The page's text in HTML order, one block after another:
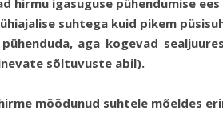
hirmu igasuguse pühendumise
suhtega kuid pikem
aga kogevad
sõltuvuste abil).
möödunud suhtele mõeldes